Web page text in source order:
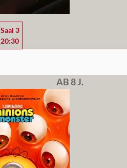
Saal 3
20:30
AB 8 J.